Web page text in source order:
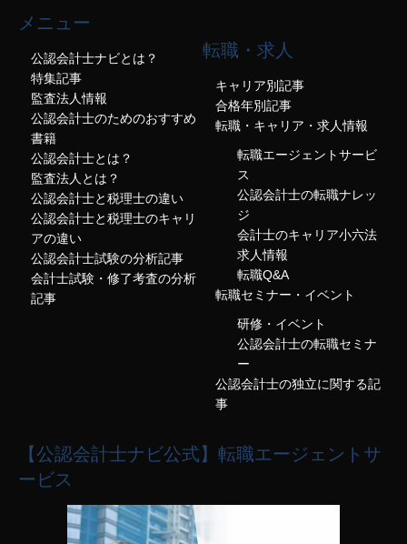
メニュー
公認会計士ナビとは？
特集記事
監査法人情報
公認会計士のためのおすすめ
書籍
公認会計士とは？
監査法人とは？
公認会計士と税理士の違い
公認会計士と税理士のキャリ
アの違い
公認会計士試験の分析記事
会計士試験・修了考査の分析
記事
転職・求人
キャリア別記事
合格年別記事
転職・キャリア・求人情報
転職エージェントサービ
ス
公認会計士の転職ナレッ
ジ
会計士のキャリア小六法
求人情報
転職Q&A
転職セミナー・イベント
研修・イベント
公認会計士の転職セミナ
ー
公認会計士の独立に関する記
事
【公認会計士ナビ公式】転職エージェントサ
ービス